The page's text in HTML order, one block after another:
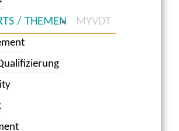
/ THEMEN MYVDT